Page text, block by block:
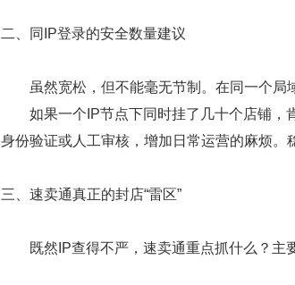
二、同IP登录的安全数量建议
虽然宽松，但不能毫无节制。在同一个局
如果一个IP节点下同时挂了几十个店铺，
身份验证或人工审核，增加日常运营的麻烦。
三、速卖通真正的封店“雷区”
既然IP查得不严，速卖通重点抓什么？主要